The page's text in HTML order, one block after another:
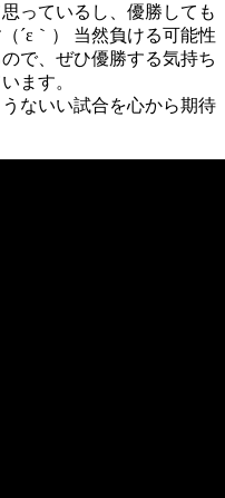
っているし、優勝しても
´ε｀） 当然負ける可能性
で、ぜひ優勝する気持ち
ます。
ないい試合を心から期待